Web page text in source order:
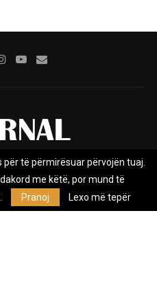
Marketing
Policy
e pavarur, e themeluar në vitin
të përmirësuar përvojën tuaj.
me këtë, por mund të
Pranoj Lexo më tepër